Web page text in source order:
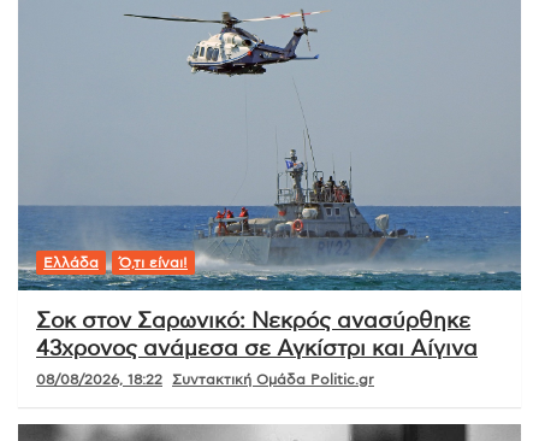
Ελλάδα Ό,τι είναι!
Σοκ στον Σαρωνικό: Νεκρός ανασύρθηκε
43χρονος ανάμεσα σε Αγκίστρι και Αίγινα
08/08/2026, 18:22 Συντακτική Ομάδα Politic.gr